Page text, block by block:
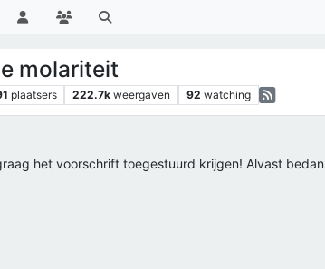
molariteit
plaatsers 222.7k weergaven 92 watching
het voorschrift toegestuurd krijgen! Alvast